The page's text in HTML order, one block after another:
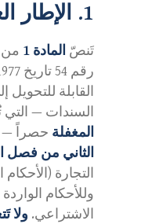
1. الإطار العام
تَنصّ المادة 1
من
القابلة
السندات — التي
المغفلة حصراً —
الثاني من فصل
التجارة (الأحكام
وللأحكام
الاشتراعي. ولا